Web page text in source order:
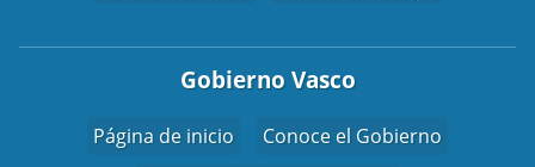
Gobierno Vasco
Página de inicio
Conoce el Gobierno